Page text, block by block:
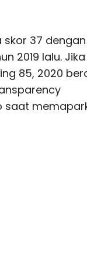
skor 37 dengan
2019 lalu.
85, 2020
saat